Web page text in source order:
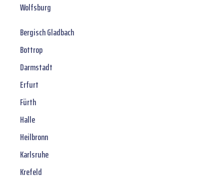
Wolfsburg
Bergisch Gladbach
Bottrop
Darmstadt
Erfurt
Fürth
Halle
Heilbronn
Karlsruhe
Krefeld